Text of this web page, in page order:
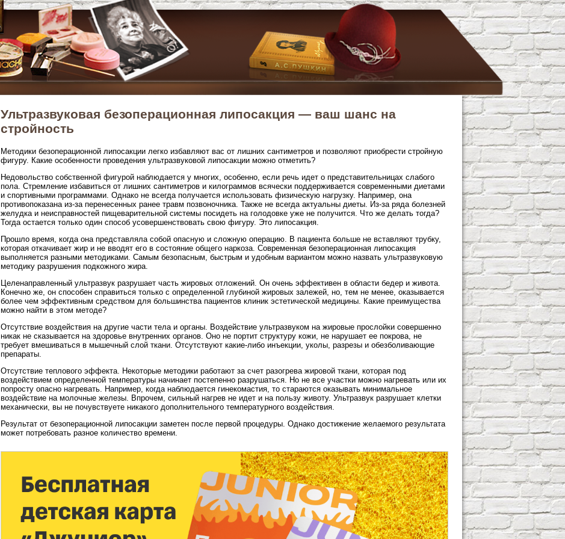
Ультразвуковая безоперационная липосакция — ваш шанс на
стройность
Методики безоперационной липосакции легко избавляют вас от лишних сантиметров и позволяют приобрести стройную
фигуру. Какие особенности проведения ультразвуковой липосакции можно отметить?
Недовольство собственной фигурой наблюдается у многих, особенно, если речь идет о представительницах слабого
пола. Стремление избавиться от лишних сантиметров и килограммов всячески поддерживается современными диетами
и спортивными программами. Однако не всегда получается использовать физическую нагрузку. Например, она
противопоказана из-за перенесенных ранее травм позвоночника. Также не всегда актуальны диеты. Из-за ряда болезней
желудка и неисправностей пищеварительной системы посидеть на голодовке уже не получится. Что же делать тогда?
Тогда остается только один способ усовершенствовать свою фигуру. Это липосакция.
Прошло время, когда она представляла собой опасную и сложную операцию. В пациента больше не вставляют трубку,
которая откачивает жир и не вводят его в состояние общего наркоза. Современная безоперационная липосакция
выполняется разными методиками. Самым безопасным, быстрым и удобным вариантом можно назвать ультразвуковую
методику разрушения подкожного жира.
Целенаправленный ультразвук разрушает часть жировых отложений. Он очень эффективен в области бедер и живота.
Конечно же, он способен справиться только с определенной глубиной жировых залежей, но, тем не менее, оказывается
более чем эффективным средством для большинства пациентов клиник эстетической медицины. Какие преимущества
можно найти в этом методе?
Отсутствие воздействия на другие части тела и органы. Воздействие ультразвуком на жировые прослойки совершенно
никак не сказывается на здоровье внутренних органов. Оно не портит структуру кожи, не нарушает ее покрова, не
требует вмешиваться в мышечный слой ткани. Отсутствуют какие-либо инъекции, уколы, разрезы и обезболивающие
препараты.
Отсутствие теплового эффекта. Некоторые методики работают за счет разогрева жировой ткани, которая под
воздействием определенной температуры начинает постепенно разрушаться. Но не все участки можно нагревать или их
попросту опасно нагревать. Например, когда наблюдается гинекомастия, то стараются оказывать минимальное
воздействие на молочные железы. Впрочем, сильный нагрев не идет и на пользу животу. Ультразвук разрушает клетки
механически, вы не почувствуете никакого дополнительного температурного воздействия.
Результат от безоперационной липосакции заметен после первой процедуры. Однако достижение желаемого результата
может потребовать разное количество времени.